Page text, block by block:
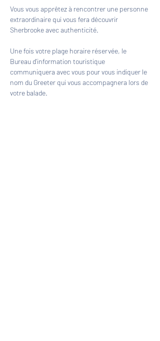
Vous vous apprêtez à rencontrer une personne
extraordinaire qui vous fera découvrir
Sherbrooke avec authenticité.
Une fois votre plage horaire réservée, le
Bureau d'information touristique
communiquera avec vous pour vous indiquer le
nom du Greeter qui vous accompagnera lors de
votre balade.